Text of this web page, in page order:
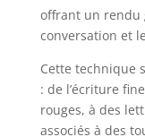
offrant un rendu
conversation et
Cette technique
: de l’écriture
rouges, à des
associés à des